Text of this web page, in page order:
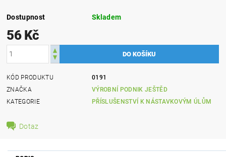
Dostupnost Skladem
56 Kč
KÓD PRODUKTU
0191
ZNAČKA
VÝROBNÍ PODNIK JEŠTĚD
KATEGORIE
PŘÍSLUŠENSTVÍ K NÁSTAVKOVÝM ÚLŮM
Dotaz